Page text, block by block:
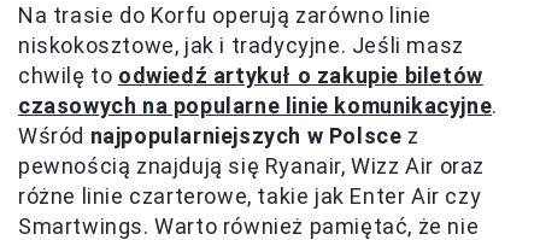
Na trasie do Korfu operują zarówno linie
niskokosztowe, jak i tradycyjne. Jeśli masz
chwilę to odwiedź artykuł o zakupie biletów
czasowych na popularne linie komunikacyjne.
Wśród najpopularniejszych w Polsce z
pewnością znajdują się Ryanair, Wizz Air oraz
różne linie czarterowe, takie jak Enter Air czy
Smartwings. Warto również pamiętać, że nie